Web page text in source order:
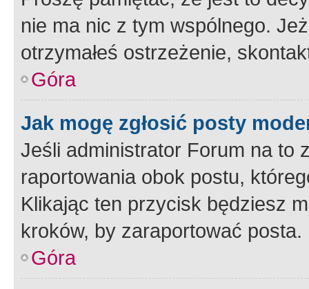
nie ma nic z tym wspólnego.
otrzymałeś ostrzeżenie,
Góra
Jak mogę zgłosić posty
Jeśli administrator Forum na to
raportowania obok postu,
Klikając ten przycisk będziesz
kroków, by zaraportować posta.
Góra